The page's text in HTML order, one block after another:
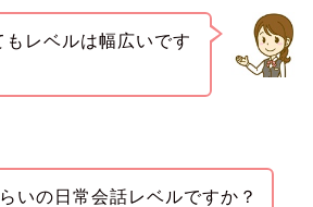
もレベルは幅広いです
いの日常会話レベルですか？